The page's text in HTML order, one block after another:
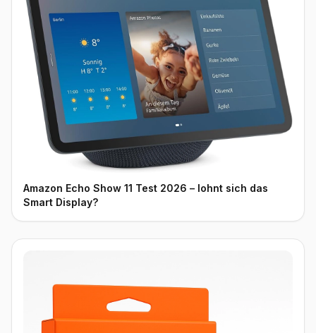
Amazon Echo Show 11 Test 2026 – lohnt sich das
Smart Display?